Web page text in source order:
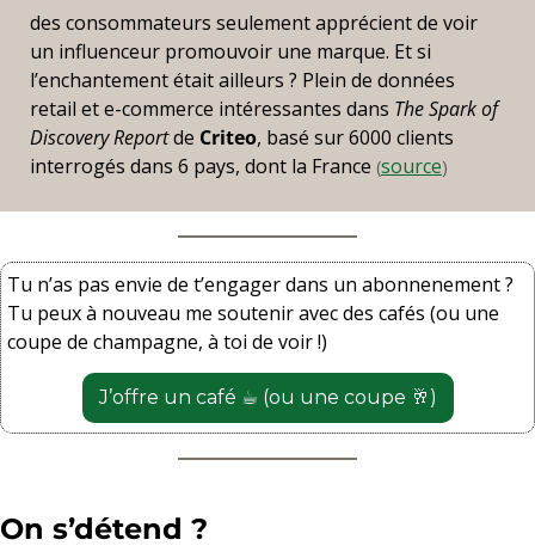
des consommateurs seulement apprécient de voir
un influenceur promouvoir une marque. Et si
l’enchantement était ailleurs ? Plein de données
retail et e-commerce intéressantes dans The Spark of
Discovery Report de Criteo, basé sur 6000 clients
interrogés dans 6 pays, dont la France (source)
Tu n’as pas envie de t’engager dans un abonnenement ?
Tu peux à nouveau me soutenir avec des cafés (ou une
coupe de champagne, à toi de voir !)
J’offre un café ☕️ (ou une coupe 🥂 )
On s’détend ?